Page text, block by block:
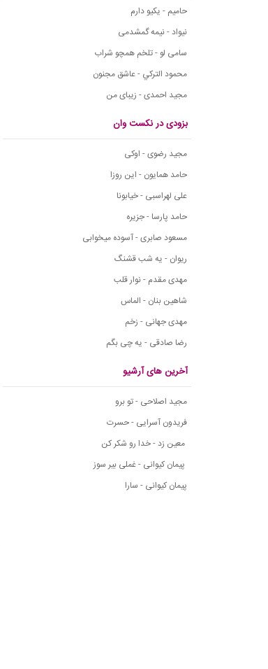
حامیم - یکیو دارم
نیواد - نیمه گمشدمی
سامی لو - تلخم همچو شراب
محمود التركي - عاشق مجنون
مجید احمدی - زیبای من
بزودی در نکست وان
مجید رضوی - اوکی
حامد همایون - این روزا
علی لهراسبی - خیابونا
حامد پارسا - جزیره
مسعود صابری - آسوده میخوابی
ریوان - یه شب قشنگ
مهدی مقدم - نوار قلب
شاهین بنان - الماس
مهدی جهانی - زخم
رضا صادقی - یه چی بگم
آخرین های آرشیو
مجید اصلاحی - تو برو
فریدون آسرایی - حسرت
معین زد - خدا رو شکر کن
پیمان کیوانی - غملی بیر سوز
پیمان کیوانی - سارا